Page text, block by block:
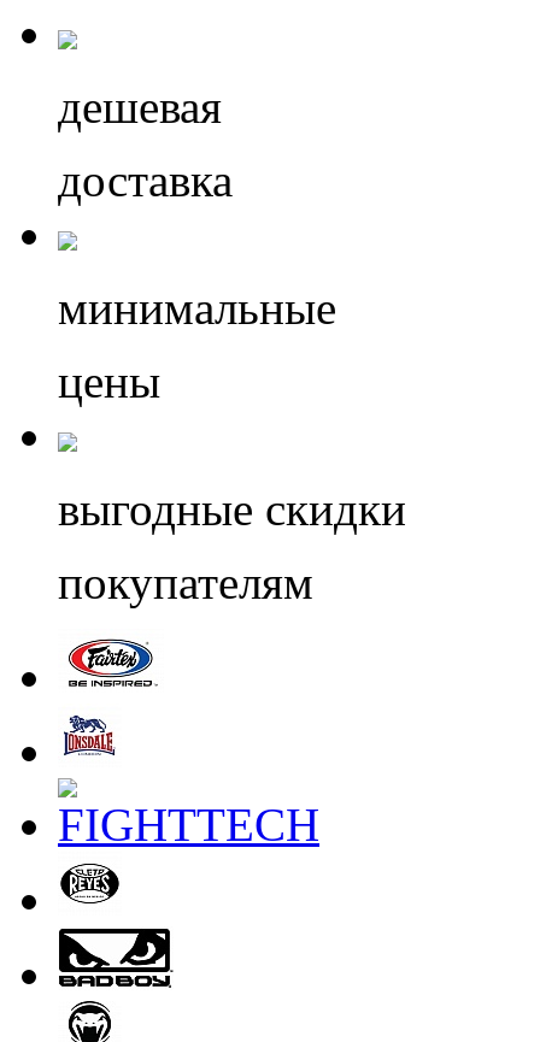
дешевая
доставка
минимальные
цены
выгодные скидки
покупателям